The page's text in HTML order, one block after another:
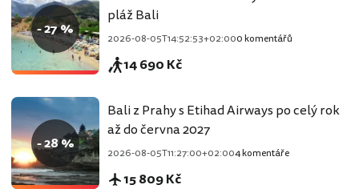
- 27 %
pláž Bali
2026-08-05T14:52:53+02:000 komentářů
14 690 Kč
- 28 %
Bali z Prahy s Etihad Airways po celý rok
až do června 2027
2026-08-05T11:27:00+02:004 komentáře
15 809 Kč